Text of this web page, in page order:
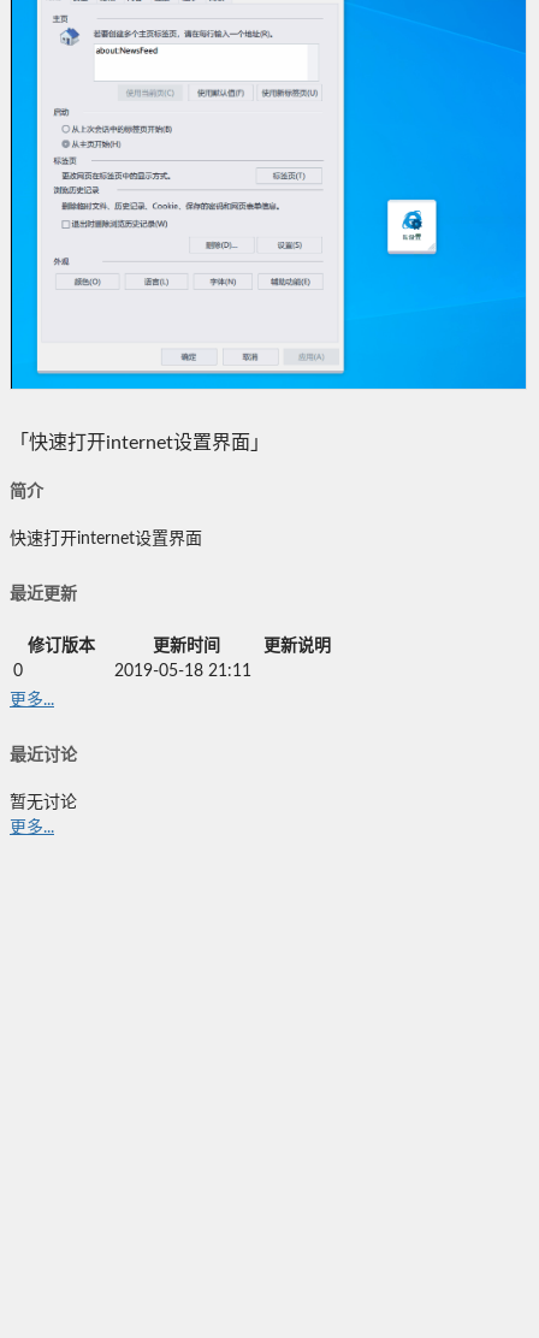
「快速打开internet设置界面」
简介
快速打开internet设置界面
最近更新
修订版本 更新时间
更新说明
0
2019-05-18 21:11
更多...
最近讨论
暂无讨论
更多...